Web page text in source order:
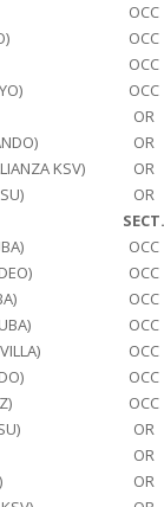
OCC
OCC
OCC
OCC
OR
OR
KSV)
OR
OR
SECT.
OCC
OCC
OCC
OCC
OCC
OCC
OCC
OR
OR
OR